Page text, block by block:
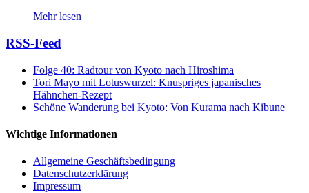
Mehr lesen
RSS-Feed
Folge 40: Radtour von Kyoto nach Hiroshima
Tori Mayo mit Lotuswurzel: Knuspriges japanisches
Hähnchen-Rezept
Schöne Wanderung bei Kyoto: Von Kurama nach Kibune
Wichtige Informationen
Allgemeine Geschäftsbedingung
Datenschutzerklärung
Impressum